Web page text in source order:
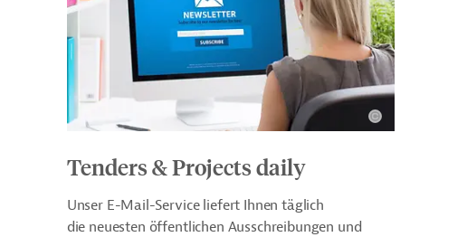
Tenders & Projects daily
Unser E-Mail-Service liefert Ihnen täglich
die neuesten öffentlichen Ausschreibungen und